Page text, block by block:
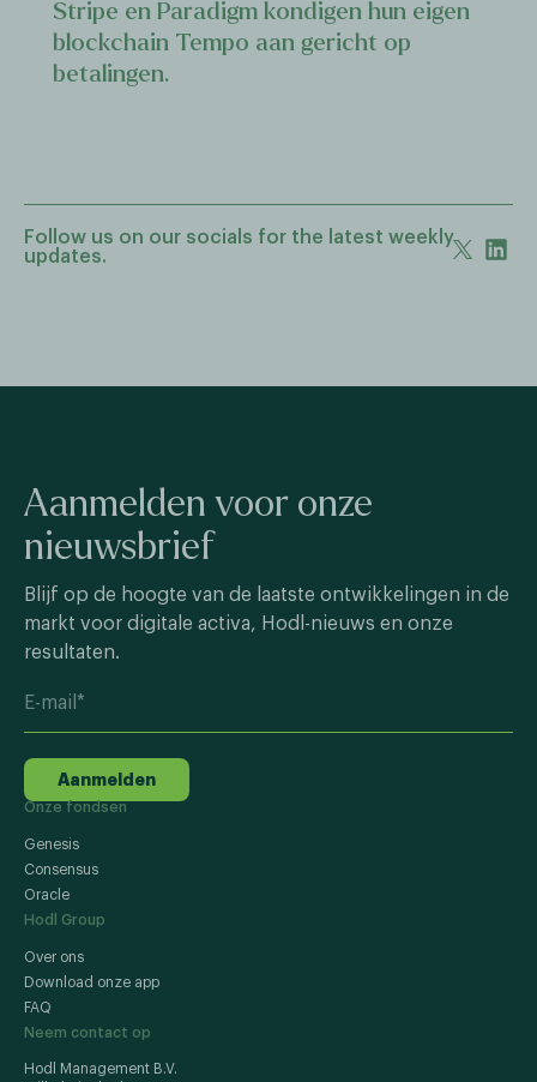
Stripe en Paradigm kondigen hun eigen
blockchain Tempo aan gericht op
betalingen.
Follow us on our socials for the latest weekly
updates.
Aanmelden voor onze
nieuwsbrief
Blijf op de hoogte van de laatste ontwikkelingen in de
markt voor digitale activa, Hodl-nieuws en onze
resultaten.
Aanmelden
Onze fondsen
Genesis
Consensus
Oracle
Hodl Group
Over ons
Download onze app
FAQ
Neem contact op
Hodl Management B.V.